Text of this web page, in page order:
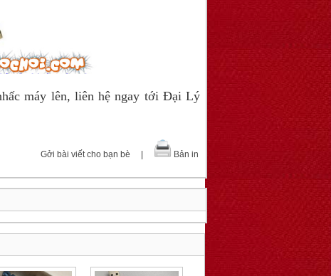
máy lên, liên hệ ngay tới Đại Lý
Gởi bài viết cho bạn bè Bản in